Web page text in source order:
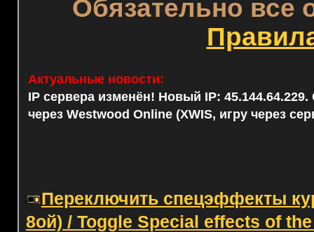
Обязательно все
Актуальные новости:
IP сервера изменён! Новый IP: 45.144.64.229.
через Westwood Online (XWIS, игру через
Переключить спецэффекты
8ой) / Toggle Special effects of